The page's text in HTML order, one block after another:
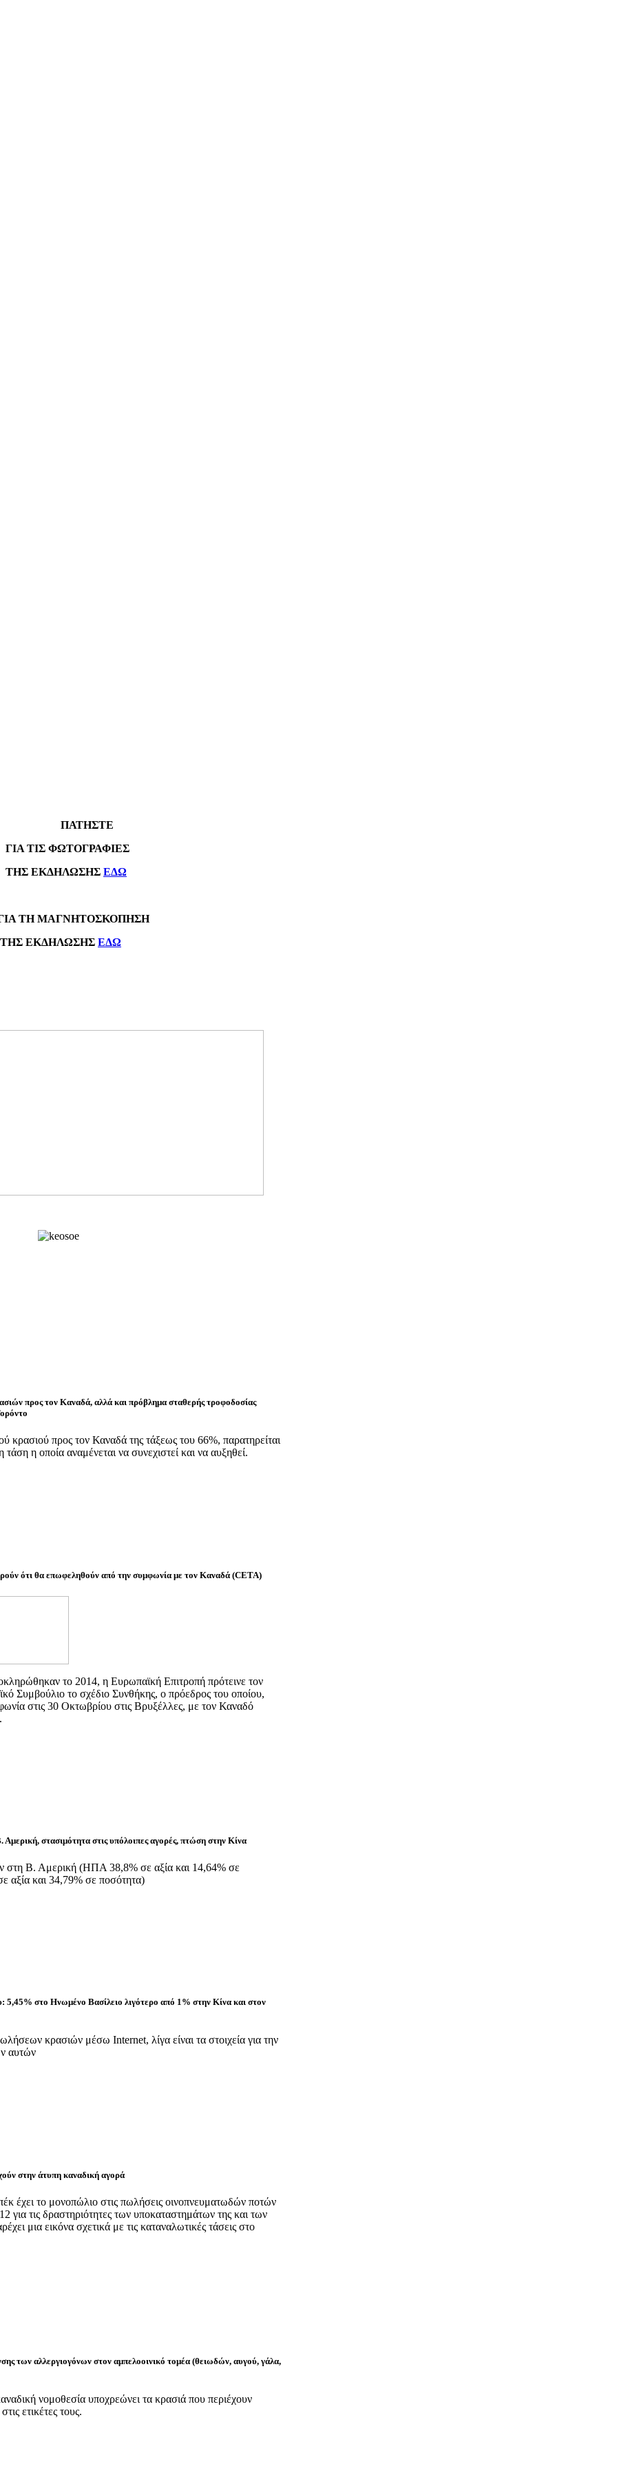
ΠΑΤΗΣΤΕ
ΤΙΣ ΦΩΤΟΓΡΑΦΙΕΣ
ΕΚΔΗΛΩΣΗΣ ΕΔΩ
ΤΗ ΜΑΓΝΗΤΟΣΚΟΠΗΣΗ
ΕΚΔΗΛΩΣΗΣ ΕΔΩ
προς τον Καναδά, αλλά και πρόβλημα σταθερής τροφοδοσίας
κρασιού προς τον Καναδά της τάξεως του 66%, παρατηρείται
η οποία αναμένεται να συνεχιστεί και να αυξηθεί.
ότι θα επωφεληθούν από την συμφωνία με τον Καναδά (CETA)
το 2014, η Ευρωπαϊκή Επιτροπή πρότεινε τον
Συμβούλιο το σχέδιο Συνθήκης, ο πρόεδρος του οποίου,
στις 30 Οκτωβρίου στις Βρυξέλλες, με τον Καναδό
στασιμότητα στις υπόλοιπες αγορές, πτώση στην Κίνα
στη Β. Αμερική (ΗΠΑ 38,8% σε αξία και 14,64% σε
αξία και 34,79% σε ποσότητα)
5,45% στο Ηνωμένο Βασίλειο λιγότερο από 1% στην Κίνα και στον
κρασιών μέσω Internet, λίγα είναι τα στοιχεία για την
αυτών
στην άτυπη καναδική αγορά
έχει το μονοπώλιο στις πωλήσεις οινοπνευματωδών ποτών
τις δραστηριότητες των υποκαταστημάτων της και των
μια εικόνα σχετικά με τις καταναλωτικές τάσεις στο
των αλλεργιογόνων στον αμπελοοινικό τομέα (θειωδών, αυγού, γάλα,
νομοθεσία υποχρεώνει τα κρασιά που περιέχουν
ετικέτες τους.